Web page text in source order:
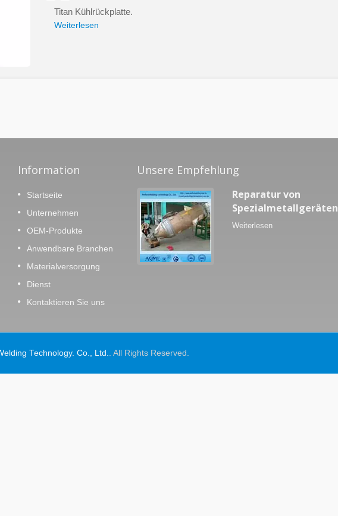
Titan Kühlrückplatte.
Weiterlesen
Information
Startseite
Unternehmen
OEM-Produkte
Anwendbare Branchen
Materialversorgung
Dienst
Kontaktieren Sie uns
Unsere Empfehlung
Titanmischer
Reparatur von
Spezialmetallgeräten
Weiterlesen
Technology. Co., Ltd.. All Rights Reserved.